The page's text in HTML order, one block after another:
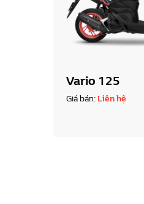
Vario 125
Giá bán:Liên hệ